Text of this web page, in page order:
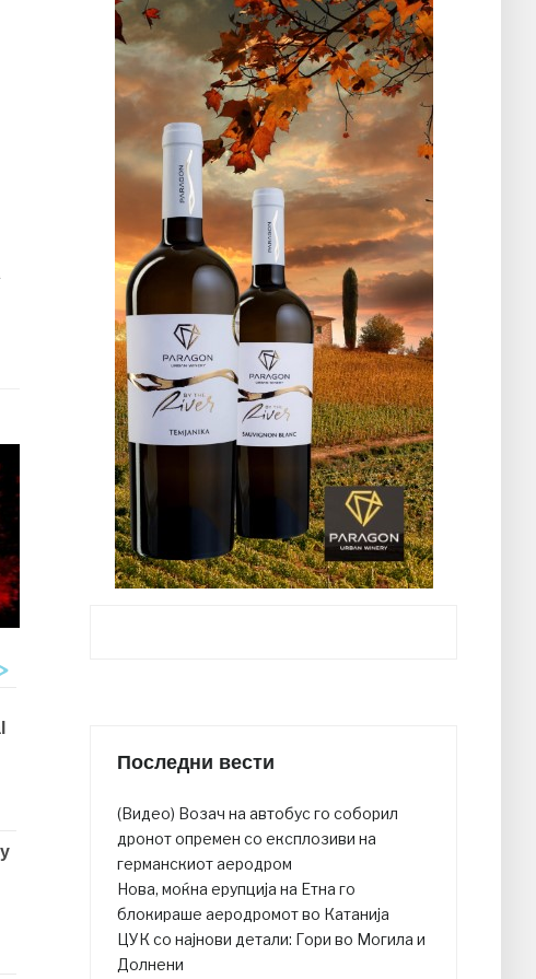
Последни вести
(Видео) Возач на автобус го соборил
дронот опремен со експлозиви на
германскиот аеродром
Нова, моќна ерупција на Етна го
блокираше аеродромот во Катанија
ЦУК со најнови детали: Гори во Могила и
Долнени